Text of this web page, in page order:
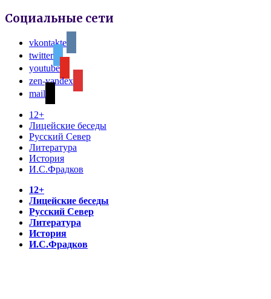
Социальные сети
vkontakte
twitter
youtube
zen-yandex
mail
12+
Лицейские беседы
Русский Север
Литература
История
И.С.Фрадков
12+
Лицейские беседы
Русский Север
Литература
История
И.С.Фрадков